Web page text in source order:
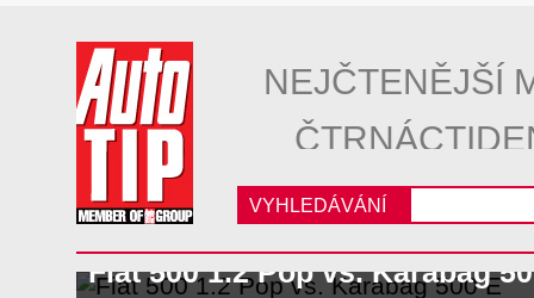
NEJČTENĚJŠÍ
VYHLEDÁVÁNÍ
Fiat 500 1.2 Pop vs. Karabag